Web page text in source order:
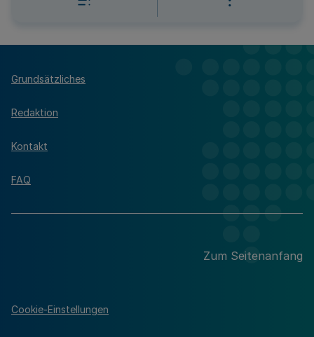
Grundsätzliches
Redaktion
Kontakt
FAQ
Zum Seitenanfang
Cookie-Einstellungen